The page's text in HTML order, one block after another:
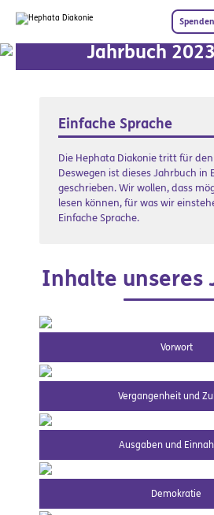
Spenden
Jahrbuch
Einfache Sprache
Die Hephata Diakonie tritt für
Deswegen ist dieses Jahrbuch in
geschrieben. Wir wollen, dass
lesen können, für was wir
Einfache Sprache.
Inhalte unseres
Vorwort
Vergangenheit und
Ausgaben und
Demokratie